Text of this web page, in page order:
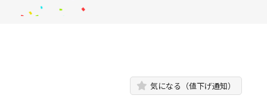
気になる（値下げ通知）